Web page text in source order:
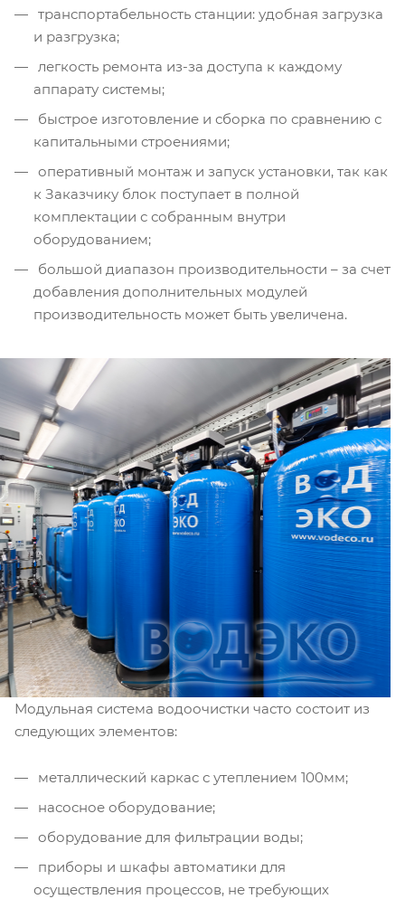
транспортабельность станции: удобная загрузка
и разгрузка;
легкость ремонта из-за доступа к каждому
аппарату системы;
быстрое изготовление и сборка по сравнению с
капитальными строениями;
оперативный монтаж и запуск установки, так как
к Заказчику блок поступает в полной
комплектации с собранным внутри
оборудованием;
большой диапазон производительности – за счет
добавления дополнительных модулей
производительность может быть увеличена.
Модульная система водоочистки часто состоит из
следующих элементов:
металлический каркас с утеплением 100мм;
насосное оборудование;
оборудование для фильтрации воды;
приборы и шкафы автоматики для
осуществления процессов, не требующих